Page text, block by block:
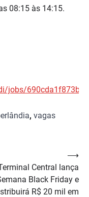
08:15 às 14:15.
jobs/
, vagas
Central lança
Black Friday e
R$ 20 mil em
⟶